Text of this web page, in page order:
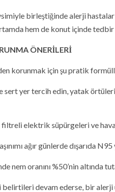
birleştiğinde alerji
hem de konut içinde tedbir
ÖNERİLERİ
korunmak için şu pratik
sert yer tercih edin, yatak
elektrik süpürgeleri ve
ağır günlerde dışarıda
nem oranını %50’nin altında
devam ederse, bir alerji